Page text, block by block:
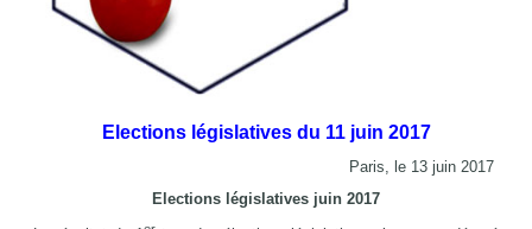
Elections législatives du 11 juin 2017
Paris, le 13 juin 2017
Elections législatives juin 2017